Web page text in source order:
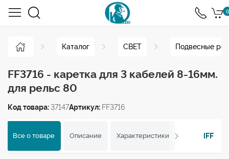
0
Каталог СВЕТ Подвесные
FF3716 - каретка для 3 кабелей 8-16мм.
для рельс 80
Код товара: 37147Артикул: FF3716
Все о товаре Описание Характеристики ОтзывыIFF